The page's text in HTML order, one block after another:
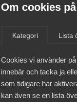
Om cookies
Kategori Lista
Cookies vi använder
innebär och tacka ja
som tidigare har
kan även se en lista
Bli medlem